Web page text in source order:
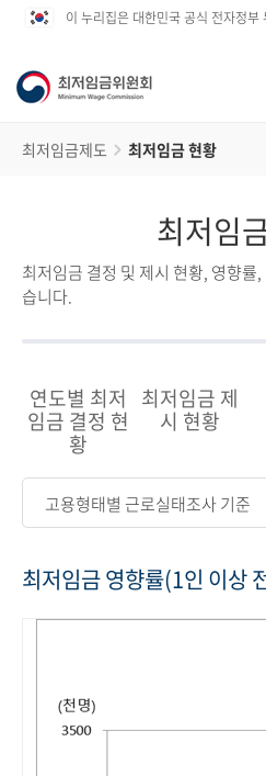
이 누리집은 대한민국 공식 전자정부
최저임금제도 최저임금 현황
최저임
최저임금 결정 및 제시 현황, 영향률
습니다.
연도별 최저
임금 결정 현
황
최저임금 제
시 현황
고용형태별 근로실태조사 기준
최저임금 영향률(1인 이상